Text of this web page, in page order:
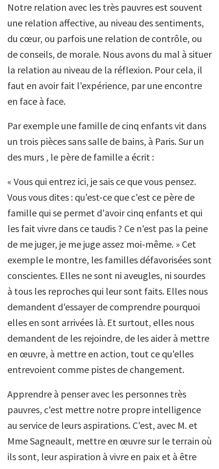
Notre relation avec les très pauvres est souvent
une relation affective, au niveau des sentiments,
du cœur, ou parfois une relation de contrôle, ou
de conseils, de morale. Nous avons du mal à situer
la relation au niveau de la réflexion. Pour cela, il
faut en avoir fait l'expérience, par une encontre
en face à face.
Par exemple une famille de cinq enfants vit dans
un trois pièces sans salle de bains, à Paris. Sur un
des murs , le père de famille a écrit :
« Vous qui entrez ici, je sais ce que vous pensez.
Vous vous dites : qu'est-ce que c'est ce père de
famille qui se permet d'avoir cinq enfants et qui
les fait vivre dans ce taudis ? Ce n'est pas la peine
de me juger, je me juge assez moi-même. » Cet
exemple le montre, les familles défavorisées sont
conscientes. Elles ne sont ni aveugles, ni sourdes
à tous les reproches qui leur sont faits. Elles nous
demandent d'essayer de comprendre pourquoi
elles en sont arrivées là. Et surtout, elles nous
demandent de les rejoindre, de les aider à mettre
en œuvre, à mettre en action, tout ce qu'elles
entrevoient comme pistes de changement.
Apprendre à penser avec les personnes très
pauvres, c'est mettre notre propre intelligence
au service de leurs aspirations. C'est, avec M. et
Mme Sagneault, mettre en œuvre sur le terrain où
ils sont, leur aspiration à vivre en paix et à être